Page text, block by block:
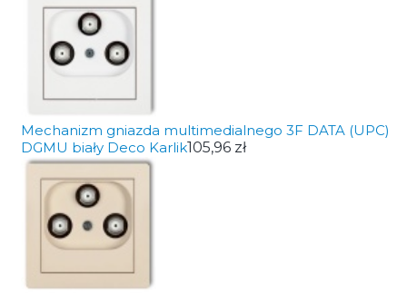
Mechanizm gniazda multimedialnego 3F DATA (UPC)
DGMU biały Deco Karlik105,96 zł